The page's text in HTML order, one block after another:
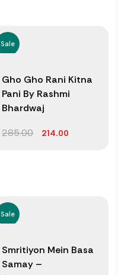
Sale
Gho Gho Rani Kitna
Pani By Rashmi
Bhardwaj
285.00 214.00
Sale
Smritiyon Mein Basa
Samay –